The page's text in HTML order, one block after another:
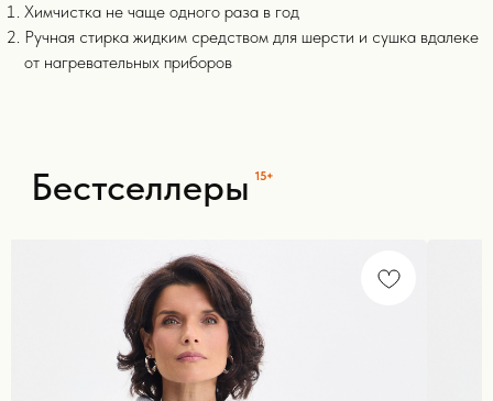
Химчистка не чаще одного раза в год
Ручная стирка жидким средством для шерсти и сушка вдалеке
от нагревательных приборов
информация